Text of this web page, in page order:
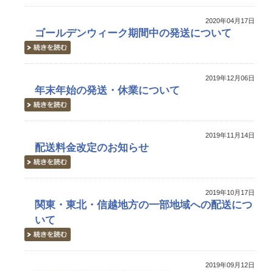
2020年04月17日
ゴールデンウィーク期間中の発送について
2019年12月06日
年末年始の発送・休業について
2019年11月14日
配送料金改定のお知らせ
2019年10月17日
関東・東北・信越地方の一部地域への配送につ
いて
2019年09月12日